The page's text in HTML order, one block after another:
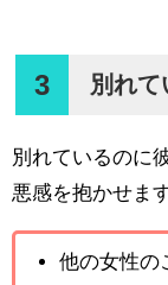
3 別れて
別れているのに
悪感を抱かせます
他の女性の